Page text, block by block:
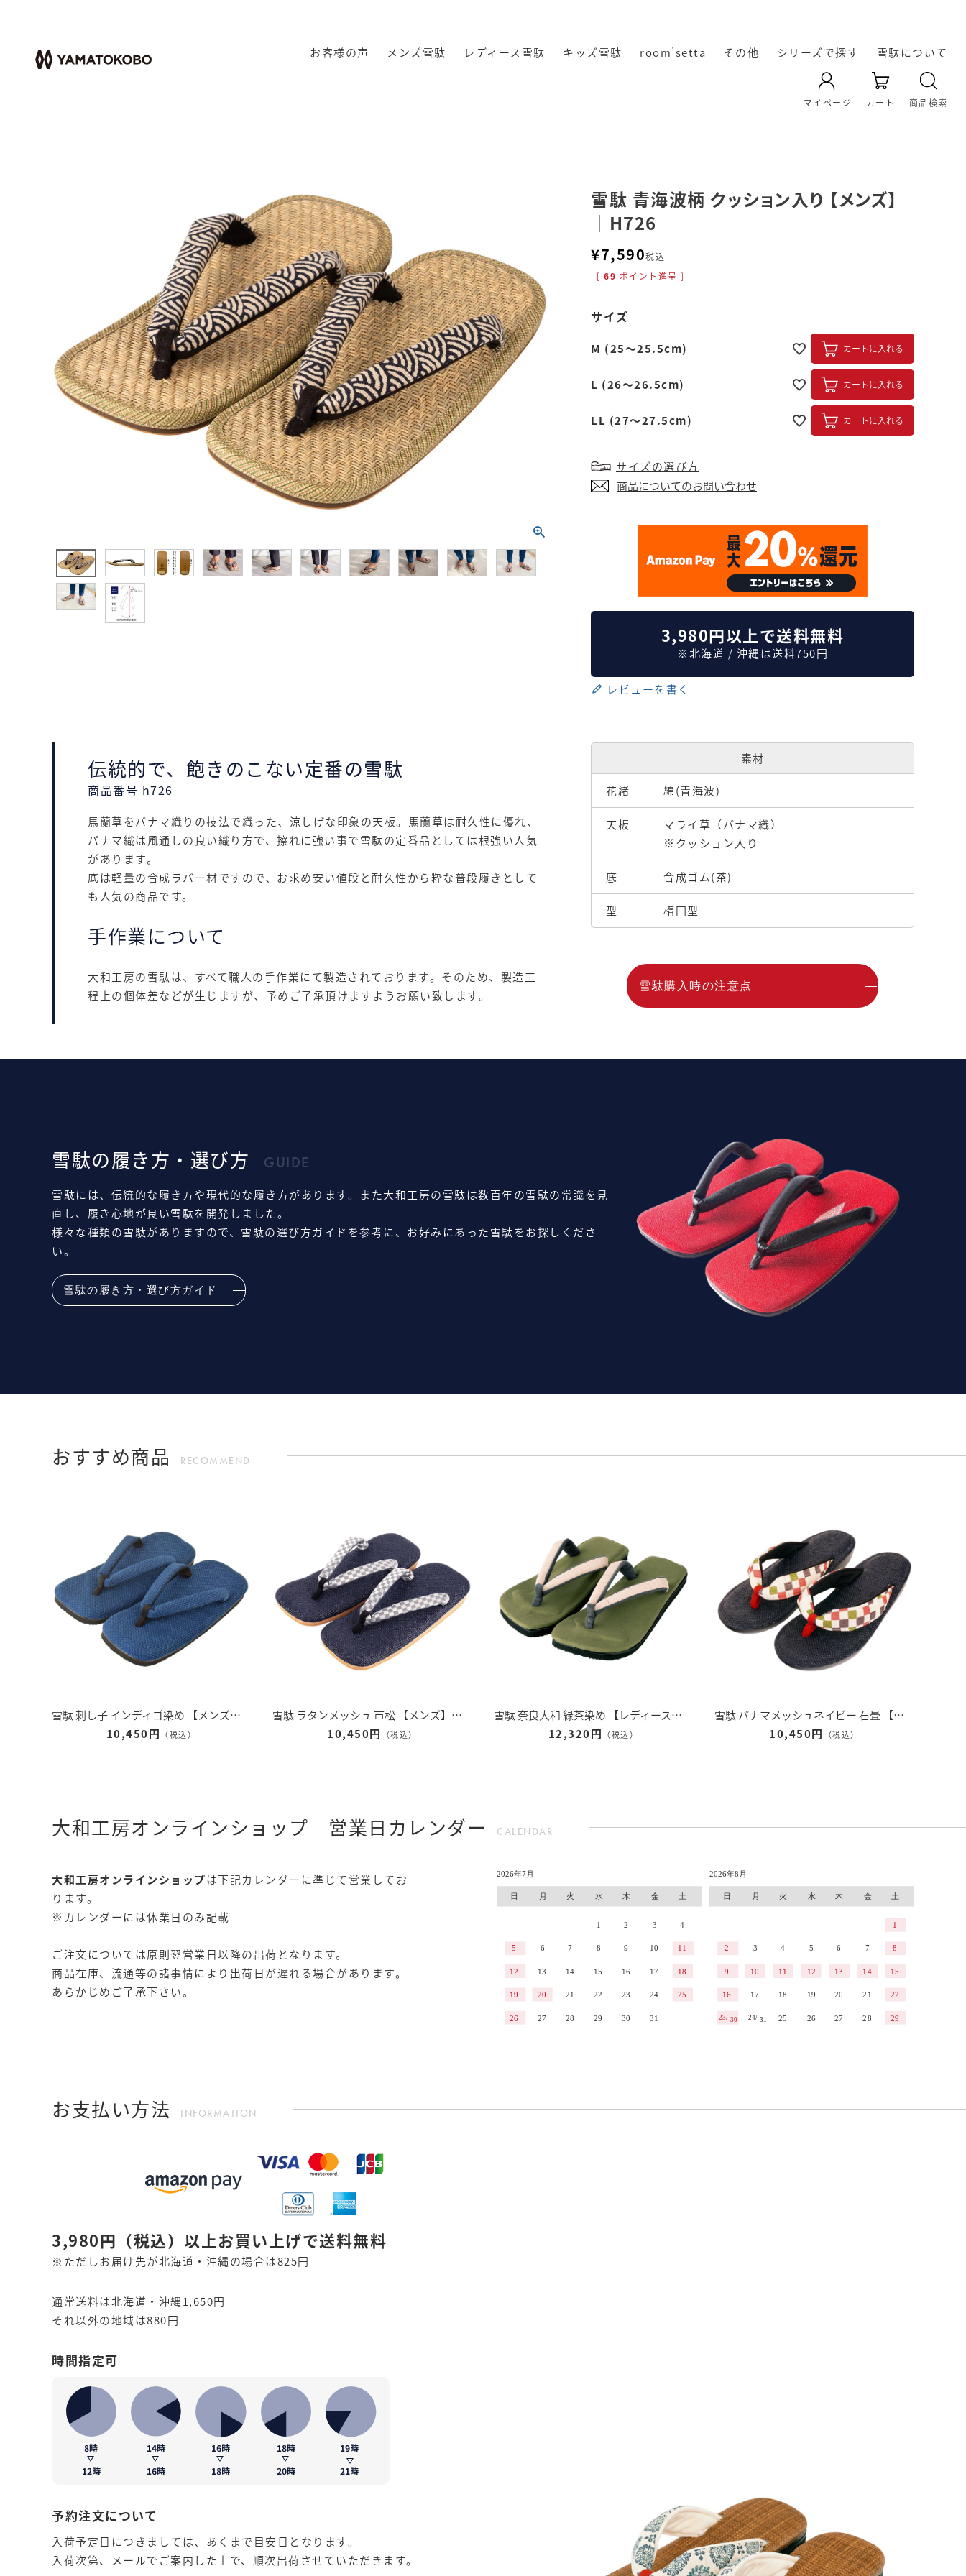
お客様の声 メンズ雪駄 レディース雪駄 キッズ雪駄 room’setta その他 シリーズで探す
Re:休
Rekyu
凛輝-rin-
レザー雪駄
暖かい冬雪駄
YAMATO KOBO -cross-
天空 TenQoo®
雪駄について
奈良の雪
雪駄の起
雪駄の生
オリジナ
雪駄の履
雪駄の素
雪駄の素
マイページ カート 商品検索
雪駄 青海波柄 クッション入り 【メンズ】
｜H726
¥7,590税込
[ 69 ポイント進呈 ]
サイズ
M (25～25.5cm) カートに入れる
L (26～26.5cm) カートに入れる
LL (27～27.5cm) カートに入れる
サイズの選び方
商品についてのお問い合わせ
3,980円以上で送料無料
※北海道 / 沖縄は送料750円
レビューを書く
伝統的で、飽きのこない定番の雪駄
商品番号 h726
馬蘭草をパナマ織りの技法で織った、涼しげな印象の天板。馬蘭草は耐久性に優れ、
パナマ織は風通しの良い織り方で、擦れに強い事で雪駄の定番品としては根強い人気
があります。
底は軽量の合成ラバー材ですので、お求め安い値段と耐久性から粋な普段履きとして
も人気の商品です。
手作業について
大和工房の雪駄は、すべて職人の手作業にて製造されております。そのため、製造工
程上の個体差などが生じますが、予めご了承頂けますようお願い致します。
素材
花緒 綿(青海波)
天板
マライ草（パナマ織）
※クッション入り
底 合成ゴム(茶)
型 楕円型
雪駄購入時の注意点
雪駄の履き方・選び方 GUIDE
雪駄には、伝統的な履き方や現代的な履き方があります。また大和工房の雪駄は数百年の雪駄の常識を見
直し、履き心地が良い雪駄を開発しました。
様々な種類の雪駄がありますので、雪駄の選び方ガイドを参考に、お好みにあった雪駄をお探しくださ
い。
雪駄の履き方・選び方ガイド
おすすめ商品 RECOMMEND
雪駄 刺し子 インディゴ染め 【メンズ】｜H5600
10,450円 （税込）
雪駄 ラタンメッシュ 市松 【メンズ】｜H525｜ネイビー
10,450円
（税込）
雪駄 奈良大和 緑茶染め 【レディース】｜R1162
12,320円 （税込）
雪駄 パナマメッシュネイビー 石畳 【レディース】｜R257
10,450円
（税込）
大和工房オンラインショップ 営業日カレンダー CALENDAR
大和工房オンラインショップは下記カレンダーに準じて営業してお
ります。
※カレンダーには休業日のみ記載
ご注文については原則翌営業日以降の出荷となります。
商品在庫、流通等の諸事情により出荷日が遅れる場合があります。
あらかじめご了承下さい。
お支払い方法 INFORMATION
3,980円 （税込） 以上お買い上げで送料無料
※ただしお届け先が北海道・沖縄の場合は825円
通常送料は北海道・沖縄1,650円
それ以外の地域は880円
時間指定可
予約注文について
入荷予定日につきましては、あくまで目安日となります。
入荷次第、メールでご案内した上で、順次出荷させていただきます。